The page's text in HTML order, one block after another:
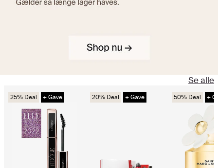
Se alle
25% Deal + Gave 20% Deal + Gave 50% Deal +